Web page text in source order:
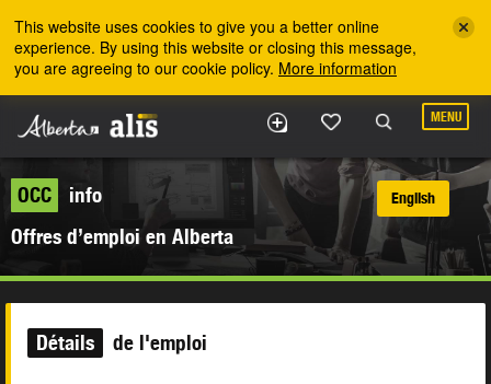
This website uses cookies to give you a better online
experience. By using this website or closing this message,
you are agreeing to our cookie policy. More information
MENU
OCC
info
Offres d’emploi en Alberta
English
Détails de l'emploi